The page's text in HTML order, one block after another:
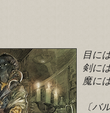
目に
剣に
魔に
〔バ